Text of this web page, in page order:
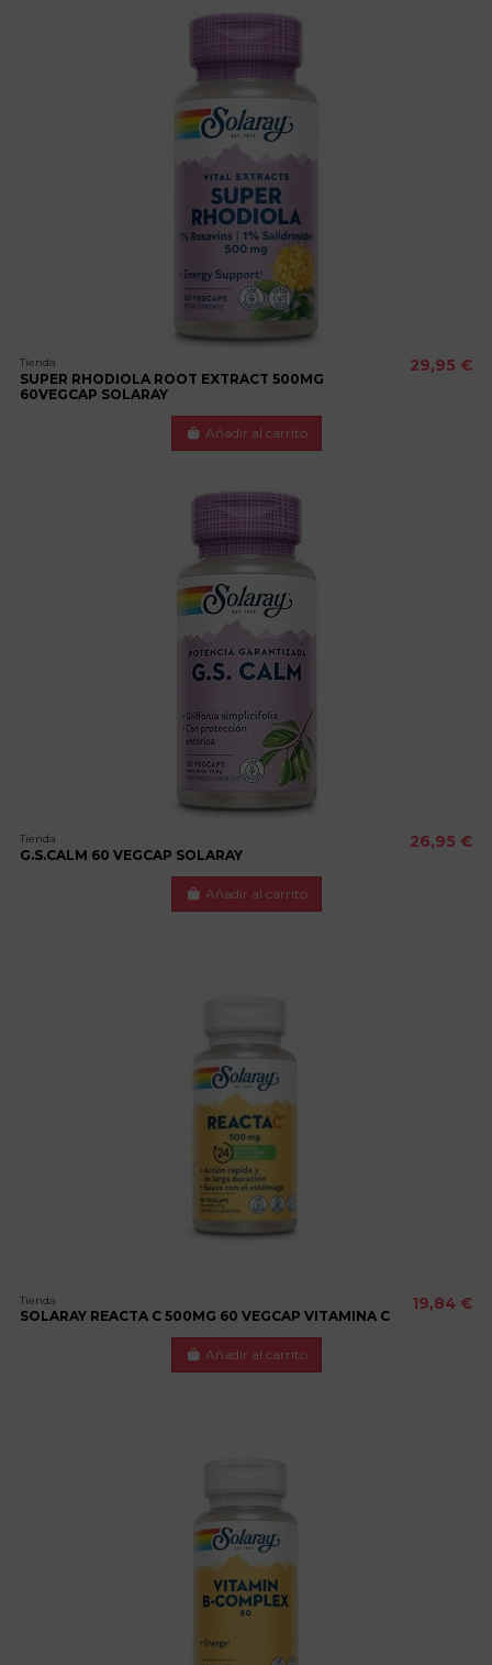
Tienda
SUPER RHODIOLA ROOT EXTRACT 500MG
60VEGCAP SOLARAY
29,95 €
Añadir al carrito
Tienda
G.S.CALM 60 VEGCAP SOLARAY
26,95 €
Añadir al carrito
Tienda
SOLARAY REACTA C 500MG 60 VEGCAP VITAMINA C
19,84 €
Añadir al carrito